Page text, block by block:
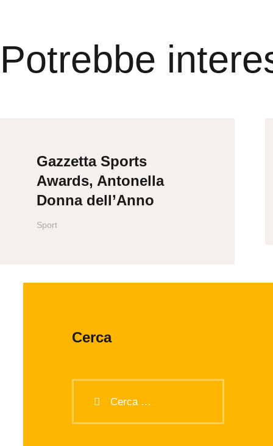
Potrebbe
Gazzetta Sports
Awards, Antonella
Donna dell’Anno
Sport
Cerca